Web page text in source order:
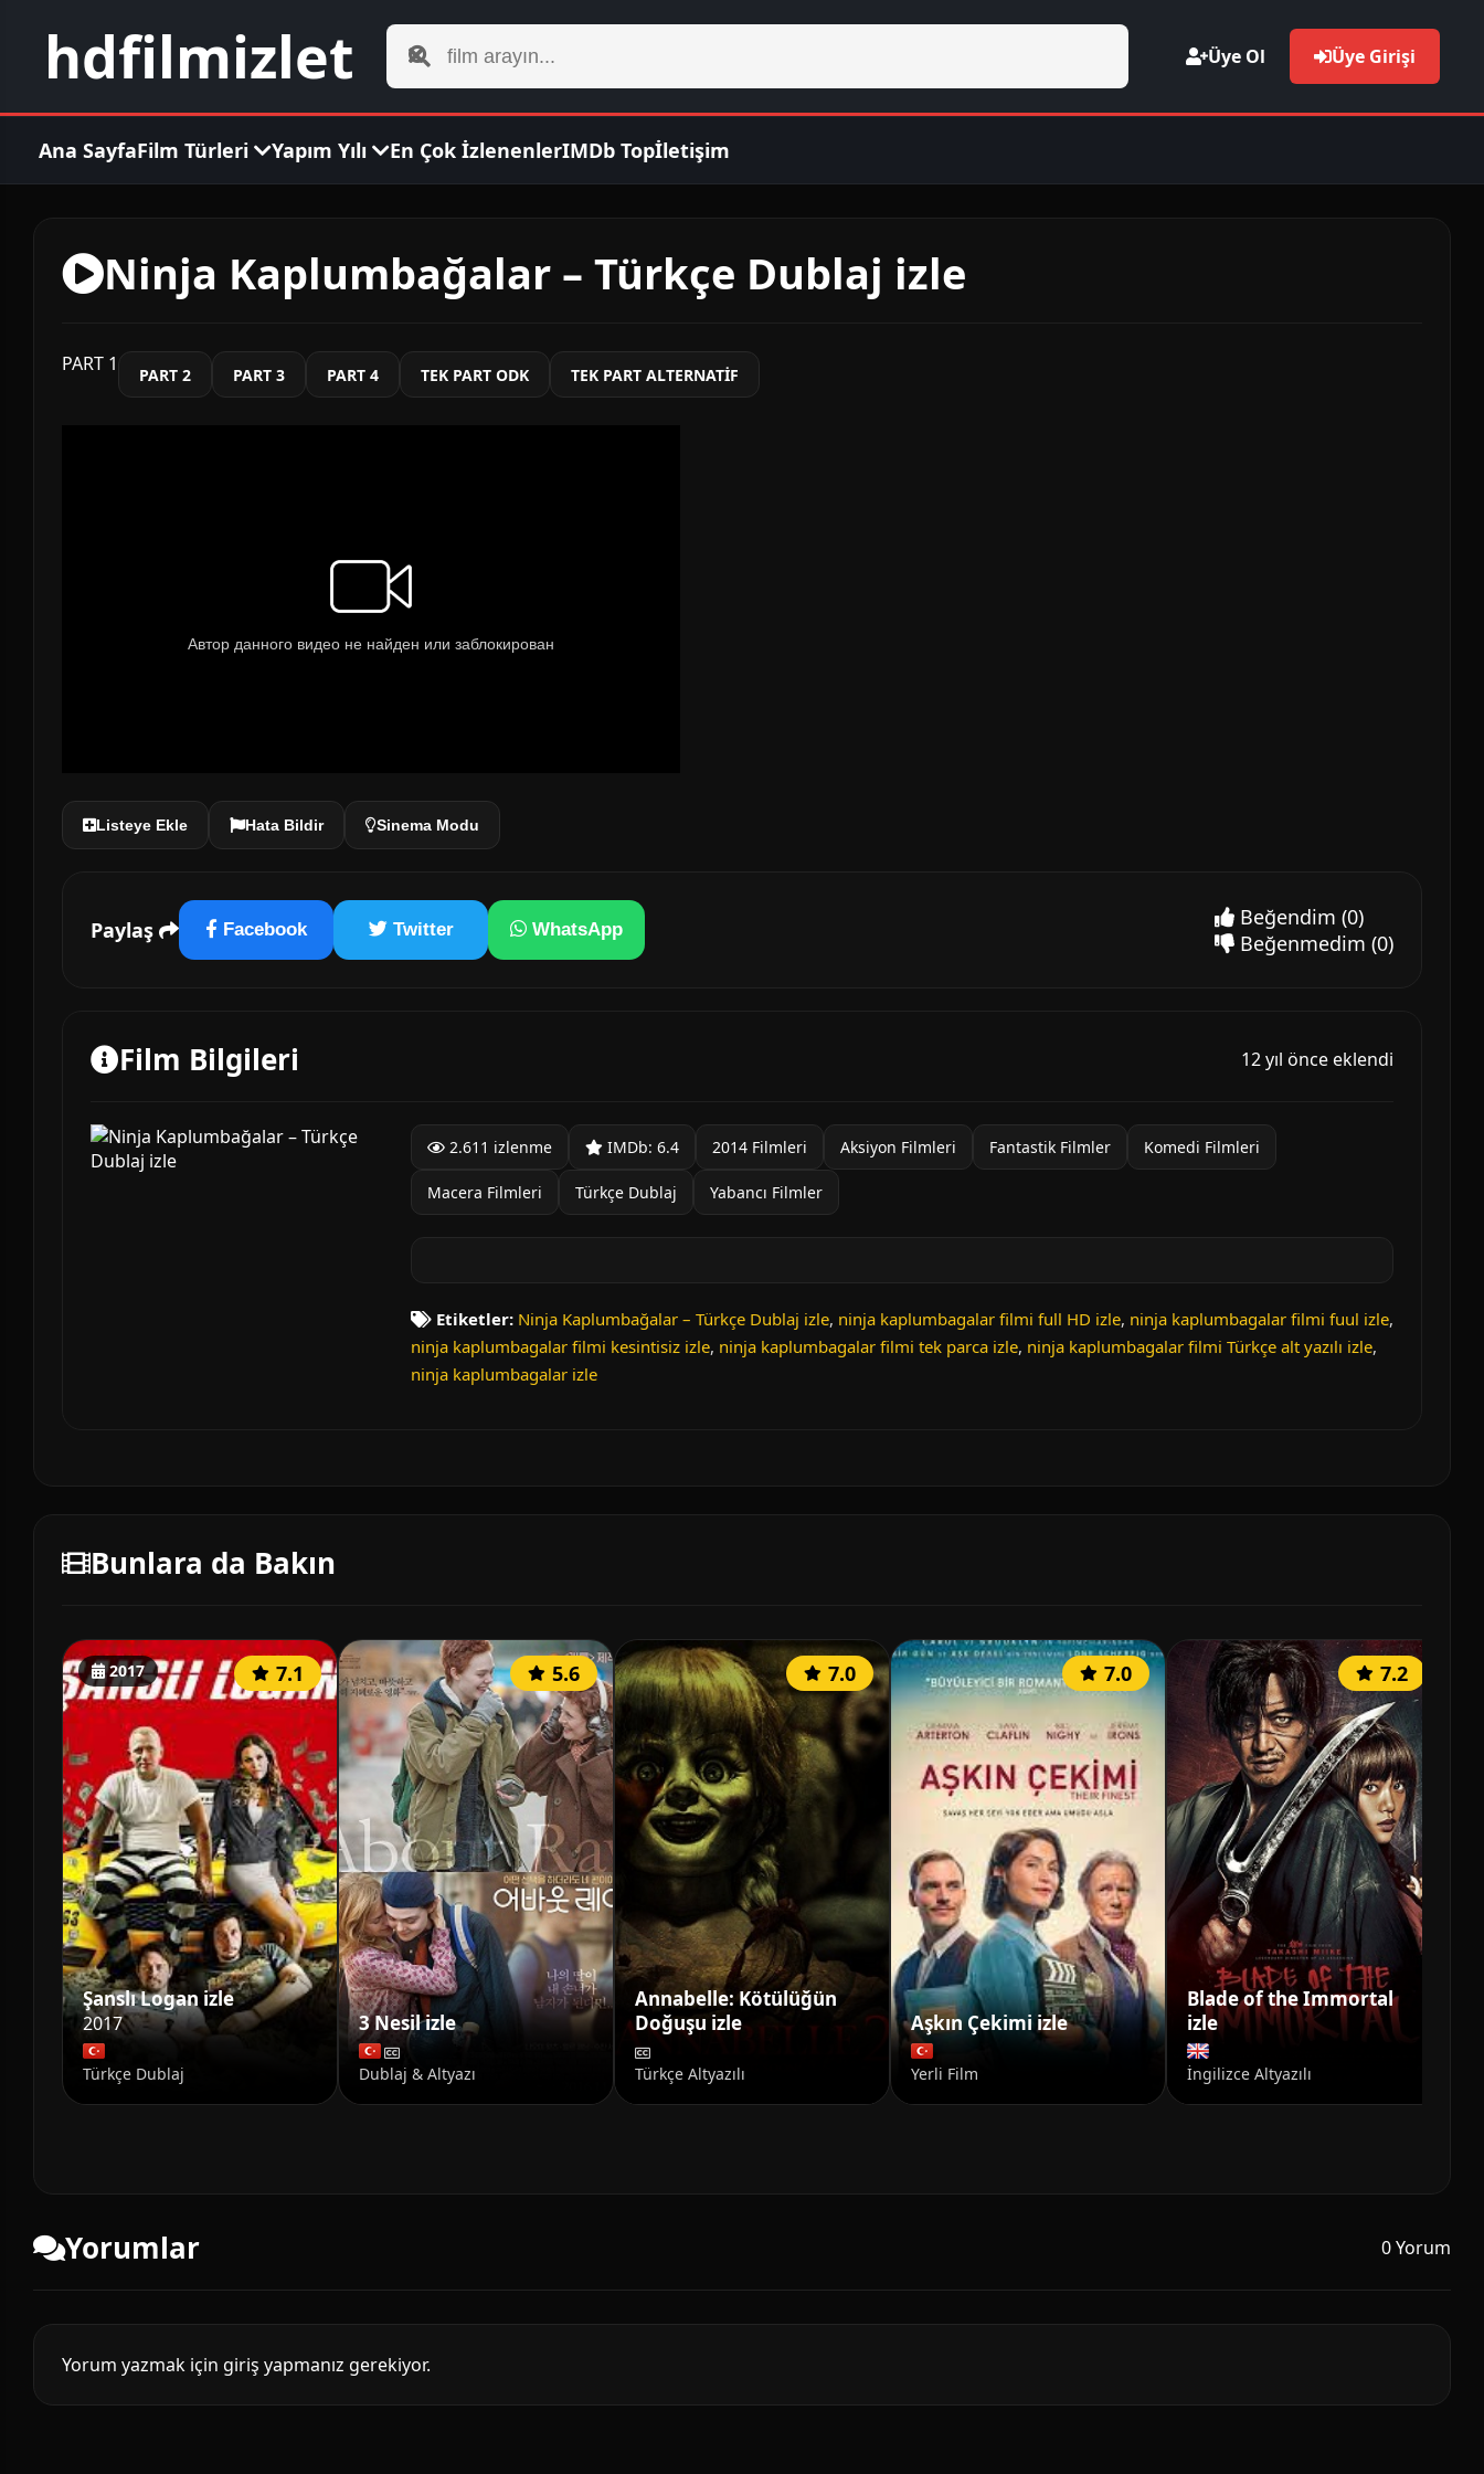
hdfilmizlet Üye Ol Üye Girişi
Ana SayfaFilm Türleri Yapım Yılı En Çok İzlenenlerIMDb Topİletişim
Ninja Kaplumbağalar – Türkçe Dublaj izle
PART 1 PART 2 PART 3 PART 4 TEK PART ODK TEK PART ALTERNATİF
Listeye Ekle Hata Bildir Sinema Modu
Paylaş Facebook Twitter WhatsApp Beğendim (0)
Beğenmedim (0)
Film Bilgileri 12 yıl önce eklendi
2.611 izlenme IMDb: 6.4 2014 Filmleri Aksiyon Filmleri Fantastik Filmler Komedi Filmleri
Macera Filmleri Türkçe Dublaj Yabancı Filmler
Etiketler: Ninja Kaplumbağalar – Türkçe Dublaj izle, ninja kaplumbagalar filmi full HD izle, ninja kaplumbagalar filmi fuul izle,
ninja kaplumbagalar filmi kesintisiz izle, ninja kaplumbagalar filmi tek parca izle, ninja kaplumbagalar filmi Türkçe alt yazılı izle,
ninja kaplumbagalar izle
Bunlara da Bakın
2017 7.1
Şanslı Logan izle
2017
Türkçe Dublaj
5.6
3 Nesil izle
Dublaj & Altyazı
7.0
Annabelle: Kötülüğün
Doğuşu izle
Türkçe Altyazılı
7.0
Aşkın Çekimi izle
Yerli Film
7.2
Blade of the Immortal
izle
İngilizce Altyazılı
Yorumlar 0 Yorum
Yorum yazmak için giriş yapmanız gerekiyor.